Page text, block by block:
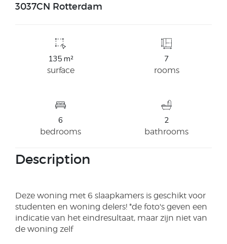
3037CN Rotterdam
135 m²
surface
7
rooms
6
bedrooms
2
bathrooms
Description
Deze woning met 6 slaapkamers is geschikt voor
studenten en woning delers! *de foto's geven een
indicatie van het eindresultaat, maar zijn niet van
de woning zelf